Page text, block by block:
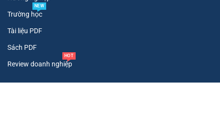
Trường học
NEW
Tài liệu PDF
Sách PDF
Review doanh nghiệp
HOT